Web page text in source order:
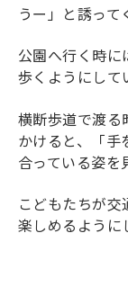
うー」と誘って
公園へ行く時に
歩くようにして
横断歩道で渡る
かけると、「手
合っている姿を
こどもたちが
楽しめるよう